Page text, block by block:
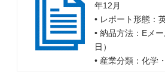
年12月
• レポート形態：
• 納品方法：Eメ
日）
• 産業分類：化学